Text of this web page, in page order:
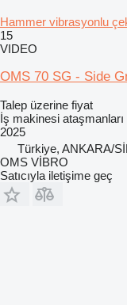
Hammer vibrasyonlu
15
VIDEO
OMS 70 SG - Side
Talep üzerine fiyat
İş makinesi
2025
Türkiye, ANKARA/
OMS VİBRO
Satıcıyla iletişime geç